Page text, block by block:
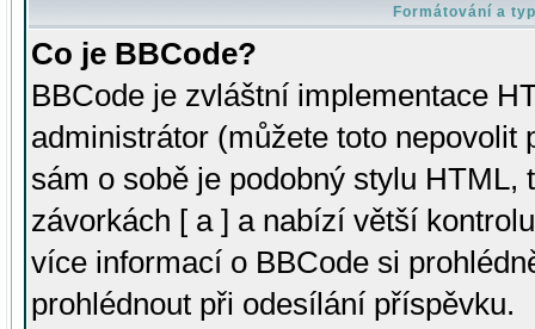
Formátování a
Co je BBCode?
BBCode je zvláštní implementace
administrátor (můžete toto
sám o sobě je podobný stylu HTML,
závorkách [ a ] a nabízí větší
více informací o BBCode si
prohlédnout při odesílání příspěvku.